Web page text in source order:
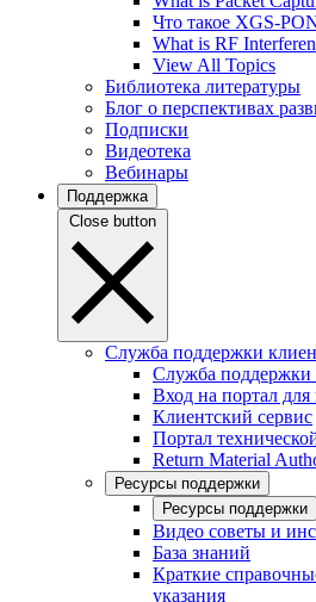
Что такое XGS-
What is RF
View All Topics
Библиотека литературы
Блог о перспективах
Подписки
Видеотека
Вебинары
Поддержка
Close button
Служба поддержки
Служба поддержки
Вход на портал для
Клиентский сервис
Портал
Return Material
Ресурсы поддержки
Ресурсы поддержки
Видео советы и
База знаний
Краткие
указания